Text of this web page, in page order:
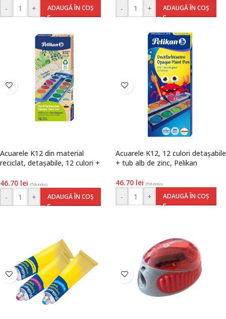
- + ADAUGĂ ÎN COȘ - + ADAUGĂ ÎN COȘ
Acuarele K12 din material
reciclat, detașabile, 12 culori +
46.70 lei (TVA inclus)
- + ADAUGĂ ÎN COȘ
Acuarele K12, 12 culori detașabile
+ tub alb de zinc, Pelikan
46.70 lei (TVA inclus)
- + ADAUGĂ ÎN COȘ